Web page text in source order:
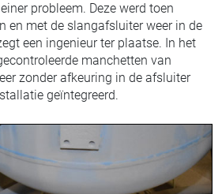
probleem. Deze werd toen
en met de slangafsluiter weer in de
een ingenieur ter plaatse. In het
manchetten van
zonder afkeuring in de afsluiter
geïntegreerd.